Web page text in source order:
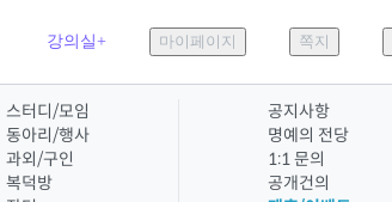
강의실+ 마이페이지 쪽지
스터디/모임
동아리/행사
과외/구인
복덕방
공지사항
명예의 전당
1:1 문의
공개건의